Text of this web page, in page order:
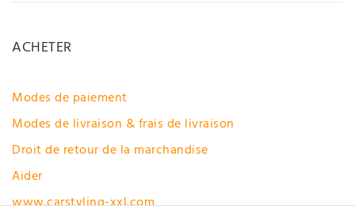
ACHETER
Modes de paiement
Modes de livraison & frais de livraison
Droit de retour de la marchandise
Aider
www.carstyling-xxl.com